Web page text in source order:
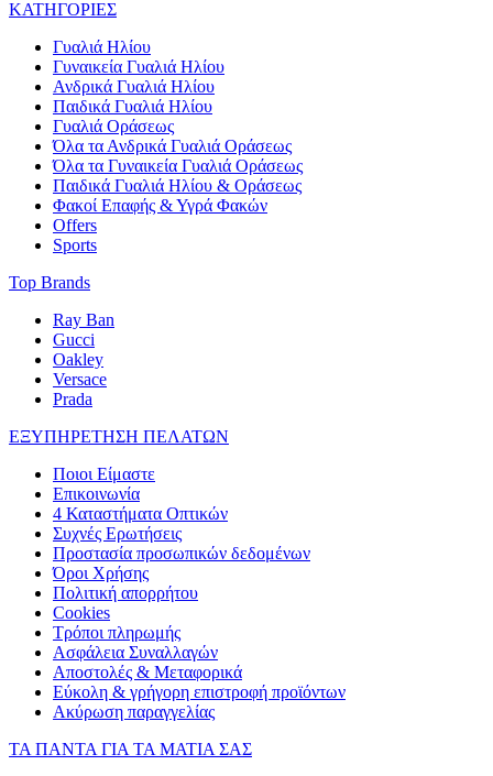
ΚΑΤΗΓΟΡΙΕΣ
Γυαλιά Ηλίου
Γυναικεία Γυαλιά Ηλίου
Ανδρικά Γυαλιά Ηλίου
Παιδικά Γυαλιά Ηλίου
Γυαλιά Οράσεως
Όλα τα Ανδρικά Γυαλιά Οράσεως
Όλα τα Γυναικεία Γυαλιά Οράσεως
Παιδικά Γυαλιά Ηλίου & Οράσεως
Φακοί Επαφής & Υγρά Φακών
Offers
Sports
Top Brands
Ray Ban
Gucci
Oakley
Versace
Prada
ΕΞΥΠΗΡΕΤΗΣΗ ΠΕΛΑΤΩΝ
Ποιοι Είμαστε
Επικοινωνία
4 Καταστήματα Οπτικών
Συχνές Ερωτήσεις
Προστασία προσωπικών δεδομένων
Όροι Χρήσης
Πολιτική απορρήτου
Cookies
Τρόποι πληρωμής
Ασφάλεια Συναλλαγών
Αποστολές & Μεταφορικά
Εύκολη & γρήγορη επιστροφή προϊόντων
Ακύρωση παραγγελίας
ΤΑ ΠΑΝΤΑ ΓΙΑ ΤΑ ΜΑΤΙΑ ΣΑΣ